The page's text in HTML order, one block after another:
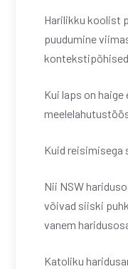
Harilikku koolist
puudumine
kontekstipõhised
Kui laps on
Kuid reisimisega
Nii NSW
võivad siiski
vanem
Katoliku